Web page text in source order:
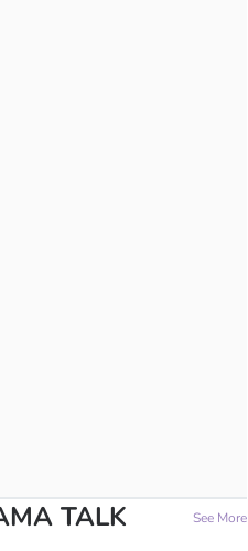
TALK See More